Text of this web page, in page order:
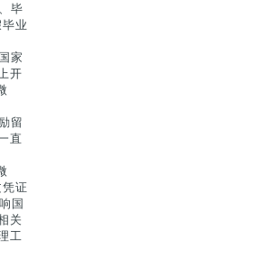
毕
业
家
开
留
直
证
国
关
工